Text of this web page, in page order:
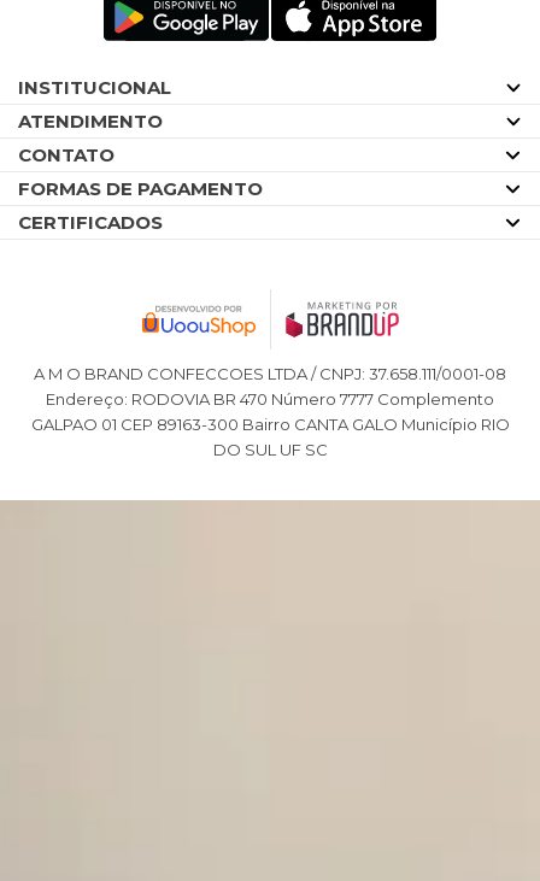
INSTITUCIONAL
ATENDIMENTO
CONTATO
FORMAS DE PAGAMENTO
CERTIFICADOS
A M O BRAND CONFECCOES LTDA / CNPJ: 37.658.111/0001-08
Endereço: RODOVIA BR 470 Número 7777 Complemento
GALPAO 01 CEP 89163-300 Bairro CANTA GALO Município RIO
DO SUL UF SC